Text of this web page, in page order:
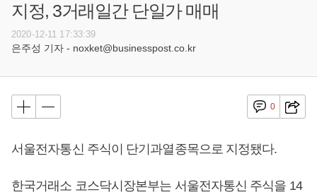
지정, 3거래일간 단일가 매매
2020-12-11 17:33:39
은주성 기자 - noxket@businesspost.co.kr
0
서울전자통신 주식이 단기과열종목으로 지정됐다.
한국거래소 코스닥시장본부는 서울전자통신 주식을 14